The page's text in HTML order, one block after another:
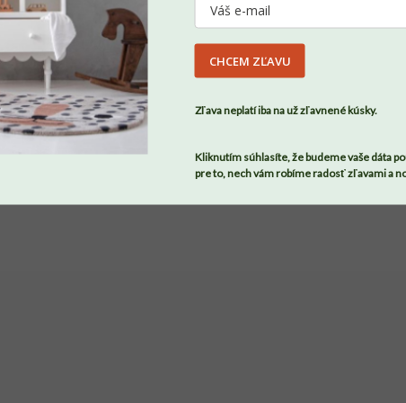
Drevená výsuvná prístelka
Vyrobíme počas 1 - 2 týždňov
Detský penový matrac
WAVE s hrebeňmi pre
CHCEM ZĽAVU
Zľava neplatí iba na už zľavnené kúsky.
Kliknutím súhlasíte, že budeme vaše dáta
pre to, nech vám robíme radosť zľavami a